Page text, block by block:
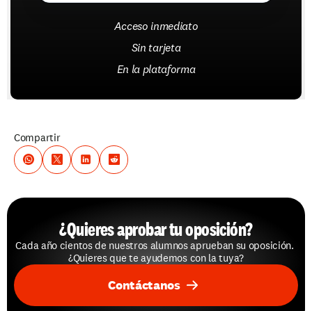
Acceso inmediato
Sin tarjeta
En la plataforma
Compartir
¿Quieres aprobar tu oposición?
Cada año cientos de nuestros alumnos aprueban su oposición.
¿Quieres que te ayudemos con la tuya?
Contáctanos